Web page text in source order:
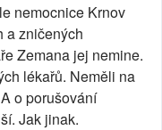
nemocnice Krnov
a zničených
Zemana jej nemine.
lékařů. Neměli na
o porušování
Jak jinak.